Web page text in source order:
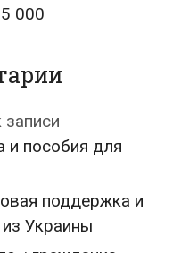
000
записи
и пособия для
поддержка и
Украины